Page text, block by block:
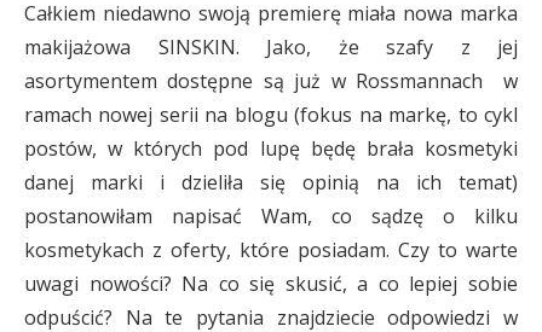
Całkiem niedawno swoją premierę miała nowa marka
makijażowa SINSKIN. Jako, że szafy z jej
asortymentem dostępne są już w Rossmannach w
ramach nowej serii na blogu (fokus na markę, to cykl
postów, w których pod lupę będę brała kosmetyki
danej marki i dzieliła się opinią na ich temat)
postanowiłam napisać Wam, co sądzę o kilku
kosmetykach z oferty, które posiadam. Czy to warte
uwagi nowości? Na co się skusić, a co lepiej sobie
odpuścić? Na te pytania znajdziecie odpowiedzi w